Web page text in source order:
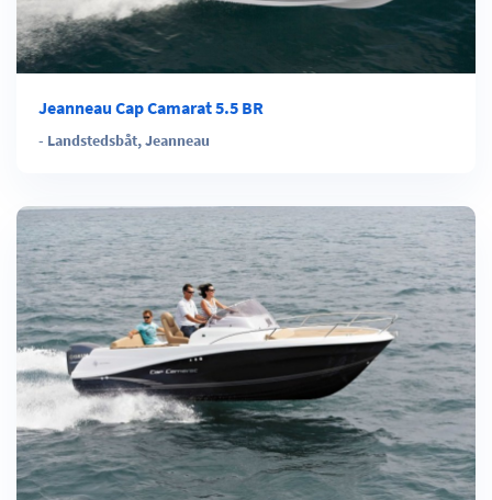
Jeanneau Cap Camarat 5.5 BR
- Landstedsbåt,Jeanneau